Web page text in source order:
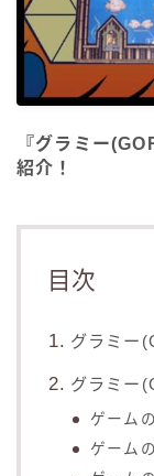
『グラミー
紹介！
目次
グラミー
グラミー
ゲーム
ゲーム